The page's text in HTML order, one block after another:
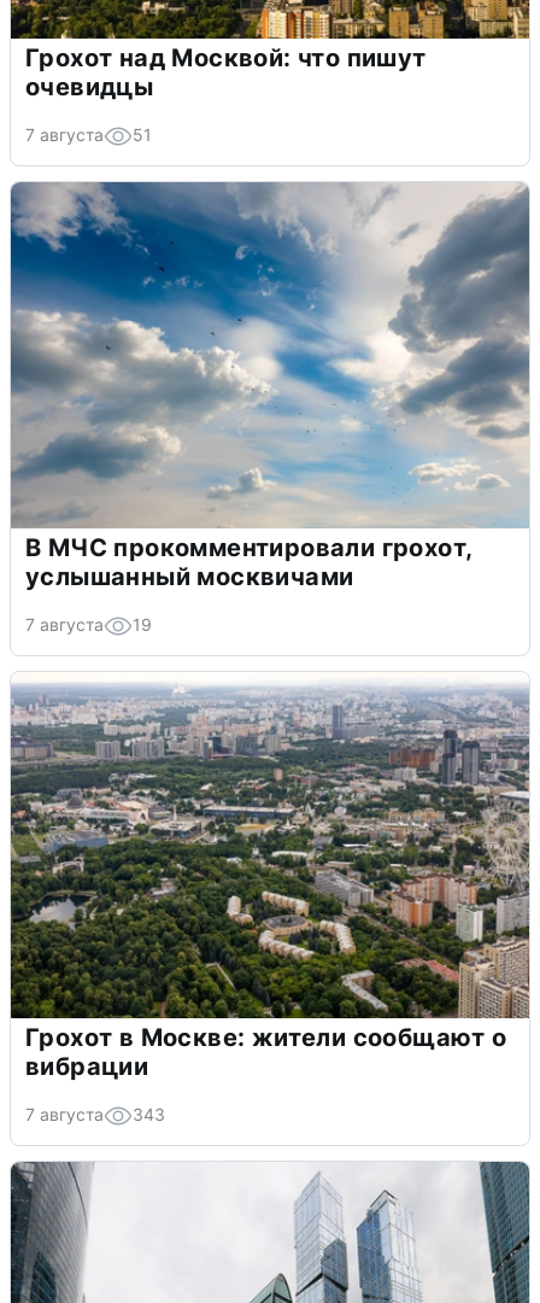
Грохот над Москвой: что пишут
очевидцы
7 августа 51
В МЧС прокомментировали грохот,
услышанный москвичами
7 августа 19
Грохот в Москве: жители сообщают о
вибрации
7 августа 343